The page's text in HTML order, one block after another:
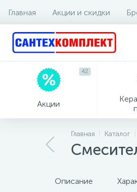
Главная Акции и скидки
Акции
42
Главная Каталог
Описание